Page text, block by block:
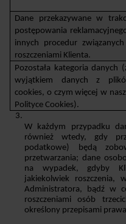
Dane przekazywane w
postępowania
innych procedur
roszczeniami Klienta.
Pozostała kategoria danych
wyjątkiem danych z
cookies, o czym więcej w
Polityce Cookies).
W każdym przypadku
również wtedy, gdy
podatkowe) będą
przetwarzania; dane
na wypadek, gdyby
jakiekolwiek roszczenia,
Administratora, bądź w
roszczeniami osób
określony przepisami